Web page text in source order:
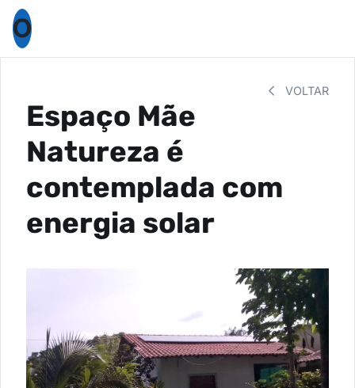
O
VOLTAR
Espaço Mãe
Natureza é
contemplada com
energia solar